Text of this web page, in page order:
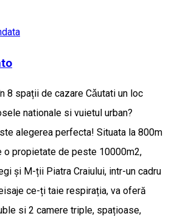
8 spații de cazare Cǎutati un loc
nationale si vuietul urban?
alegerea perfecta! Situata la 800m
o propietate de peste 10000m2,
și M-ții Piatra Craiului, intr-un cadru
ce-ți taie respirația, va oferă
si 2 camere triple, spațioase,